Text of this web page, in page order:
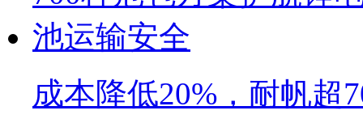
成本降低20%，耐帆超